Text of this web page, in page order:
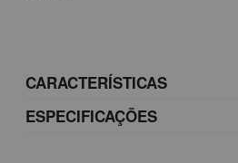
CARACTERÍSTICAS
ESPECIFICAÇÕES